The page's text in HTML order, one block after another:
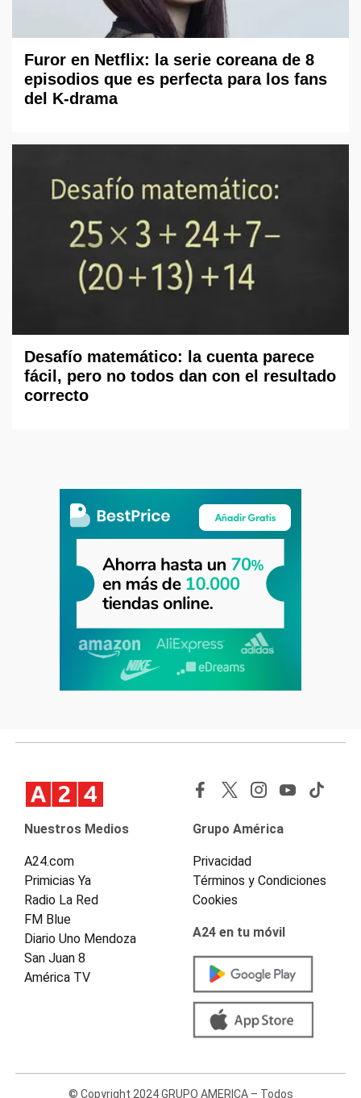
Furor en Netflix: la serie coreana de 8
episodios que es perfecta para los fans
del K-drama
Desafío matemático: la cuenta parece
fácil, pero no todos dan con el resultado
correcto
Nuestros Medios
A24.com
Primicias Ya
Radio La Red
FM Blue
Diario Uno Mendoza
San Juan 8
América TV
Grupo América
Privacidad
Términos y Condiciones
Cookies
A24 en tu móvil
© Copyright 2024 GRUPO AMERICA – Todos